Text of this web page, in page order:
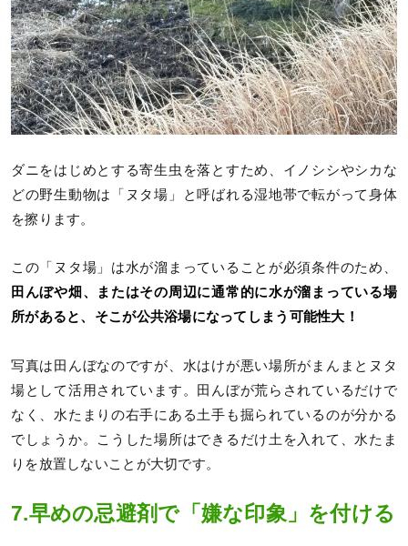
ダニをはじめとする寄生虫を落とすため、イノシシやシカな
どの野生動物は「ヌタ場」と呼ばれる湿地帯で転がって身体
を擦ります。
この「ヌタ場」は水が溜まっていることが必須条件のため、
田んぼや畑、またはその周辺に通常的に水が溜まっている場
所があると、そこが公共浴場になってしまう可能性大！
写真は田んぼなのですが、水はけが悪い場所がまんまとヌタ
場として活用されています。田んぼが荒らされているだけで
なく、水たまりの右手にある土手も掘られているのが分かる
でしょうか。こうした場所はできるだけ土を入れて、水たま
りを放置しないことが大切です。
7.早めの忌避剤で「嫌な印象」を付ける